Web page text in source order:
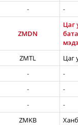
- -
ZMDN
Цаг
ZMTL Цаг
- -
- -
- -
ZMKB